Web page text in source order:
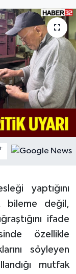
yaptığını
bileme değil,
ifade
özellikle
söyleyen
mutfak